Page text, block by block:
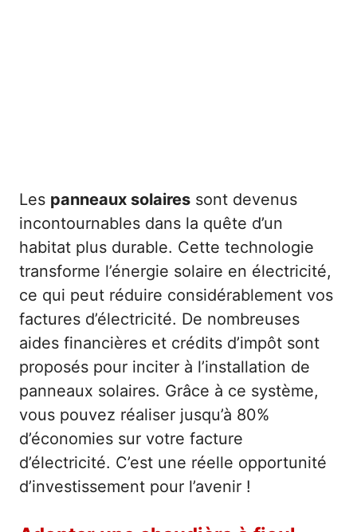
Les panneaux solaires sont devenus
incontournables dans la quête d’un
habitat plus durable. Cette technologie
transforme l’énergie solaire en électricité,
ce qui peut réduire considérablement vos
factures d’électricité. De nombreuses
aides financières et crédits d’impôt sont
proposés pour inciter à l’installation de
panneaux solaires. Grâce à ce système,
vous pouvez réaliser jusqu’à 80%
d’économies sur votre facture
d’électricité. C’est une réelle opportunité
d’investissement pour l’avenir !